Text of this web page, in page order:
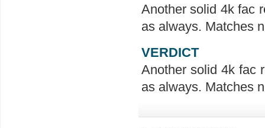
Another solid 4k fac
as always. Matches
VERDICT
Another solid 4k fac
as always. Matches